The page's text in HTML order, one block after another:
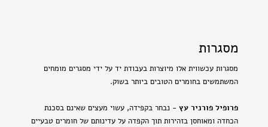
מסגרות
מסגרות עכשווית אלו מיוצרות בעבודת יד על ידי מסגרים מומחים
המשתמשים בחומרים הטובים ביותר בשוק.
פרופיל פורניר עץ - נבחר בקפידה, עשוי מעצים שאינם בסכנת
הכחדה ומאוחסן בזהירות תוך הקפדה על עדינותם של חומרים טבעיים